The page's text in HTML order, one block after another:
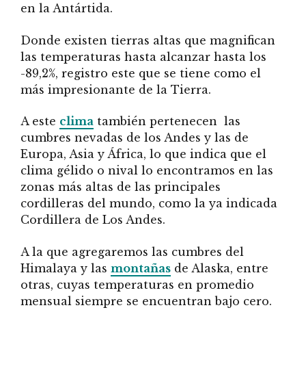
en la Antártida.
Donde existen tierras altas que magnifican
las temperaturas hasta alcanzar hasta los
-89,2%, registro este que se tiene como el
más impresionante de la Tierra.
A este clima también pertenecen las
cumbres nevadas de los Andes y las de
Europa, Asia y África, lo que indica que el
clima gélido o nival lo encontramos en las
zonas más altas de las principales
cordilleras del mundo, como la ya indicada
Cordillera de Los Andes.
A la que agregaremos las cumbres del
Himalaya y las montañas de Alaska, entre
otras, cuyas temperaturas en promedio
mensual siempre se encuentran bajo cero.